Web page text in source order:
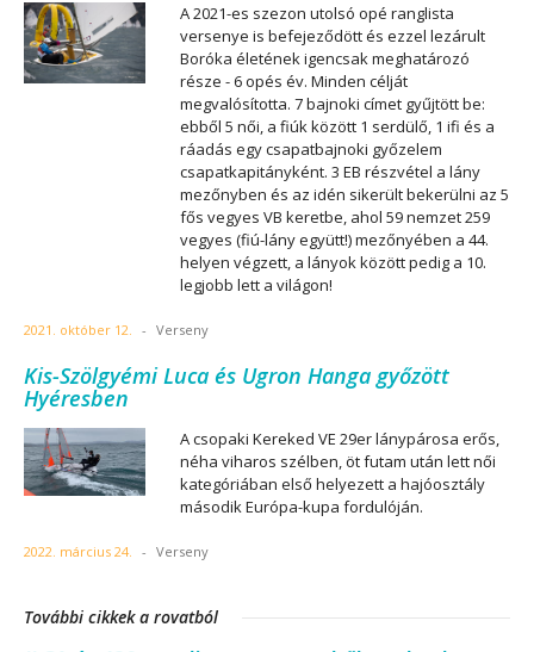
A 2021-es szezon utolsó opé ranglista
versenye is befejeződött és ezzel lezárult
Boróka életének igencsak meghatározó
része - 6 opés év. Minden célját
megvalósította. 7 bajnoki címet gyűjtött be:
ebből 5 női, a fiúk között 1 serdülő, 1 ifi és a
ráadás egy csapatbajnoki győzelem
csapatkapitányként. 3 EB részvétel a lány
mezőnyben és az idén sikerült bekerülni az 5
fős vegyes VB keretbe, ahol 59 nemzet 259
vegyes (fiú-lány együtt!) mezőnyében a 44.
helyen végzett, a lányok között pedig a 10.
legjobb lett a világon!
2021. október 12. - Verseny
Kis-Szölgyémi Luca és Ugron Hanga győzött
Hyéresben
A csopaki Kereked VE 29er lánypárosa erős,
néha viharos szélben, öt futam után lett női
kategóriában első helyezett a hajóosztály
második Európa-kupa fordulóján.
2022. március 24. - Verseny
További cikkek a rovatból